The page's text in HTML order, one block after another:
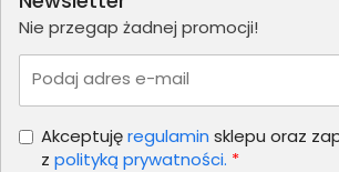
Nie przegap żadnej promocji!
Podaj adres e-mail
Akceptujęregulamin sklepu oraz
z polityką prywatności. *